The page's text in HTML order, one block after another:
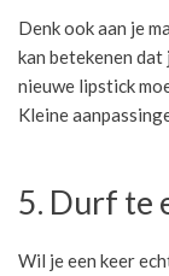
Denk ook aan je
kan betekenen dat
nieuwe lipstick
Kleine
5. Durf te
Wil je een keer